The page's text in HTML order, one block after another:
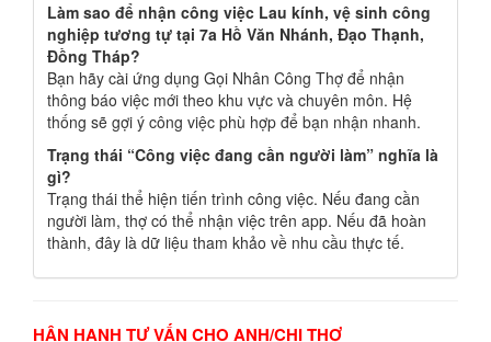
Làm sao để nhận công việc Lau kính, vệ sinh công
nghiệp tương tự tại 7a Hồ Văn Nhánh, Đạo Thạnh,
Đồng Tháp?
Bạn hãy cài ứng dụng Gọi Nhân Công Thợ để nhận
thông báo việc mới theo khu vực và chuyên môn. Hệ
thống sẽ gợi ý công việc phù hợp để bạn nhận nhanh.
Trạng thái “Công việc đang cần người làm” nghĩa là
gì?
Trạng thái thể hiện tiến trình công việc. Nếu đang cần
người làm, thợ có thể nhận việc trên app. Nếu đã hoàn
thành, đây là dữ liệu tham khảo về nhu cầu thực tế.
HÂN HẠNH TƯ VẤN CHO ANH/CHỊ THỢ